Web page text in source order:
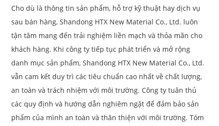
Cho dù là thông tin sản phẩm, hỗ trợ kỹ thuật hay dịch vụ
sau bán hàng, Shandong HTX New Material Co., Ltd. luôn
tận tâm mang đến trải nghiệm liền mạch và thỏa mãn cho
khách hàng. Khi công ty tiếp tục phát triển và mở rộng
danh mục sản phẩm, Shandong HTX New Material Co., Ltd.
vẫn cam kết duy trì các tiêu chuẩn cao nhất về chất lượng,
an toàn và trách nhiệm với môi trường. Công ty tuân thủ
các quy định và hướng dẫn nghiêm ngặt để đảm bảo sản
phẩm của mình an toàn và thân thiện với môi trường. Tóm